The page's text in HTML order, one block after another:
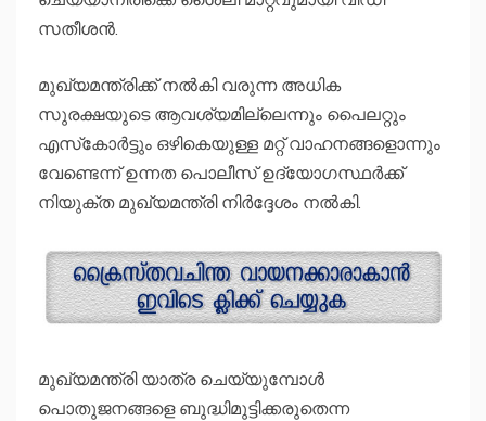
സതീശൻ.
മുഖ്യമന്ത്രിക്ക് നല്‍കി വരുന്ന അധിക
സുരക്ഷയുടെ ആവശ്യമില്ലെന്നും പൈലറ്റും
എസ്‌കോർട്ടും ഒഴികെയുള്ള മറ്റ് വാഹനങ്ങളൊന്നും
വേണ്ടെന്ന് ഉന്നത പൊലീസ് ഉദ്യോഗസ്ഥർക്ക്
നിയുക്ത മുഖ്യമന്ത്രി നിർദ്ദേശം നല്‍കി.
മുഖ്യമന്ത്രി യാത്ര ചെയ്യുമ്പോള്‍
പൊതുജനങ്ങളെ ബുദ്ധിമുട്ടിക്കരുതെന്ന